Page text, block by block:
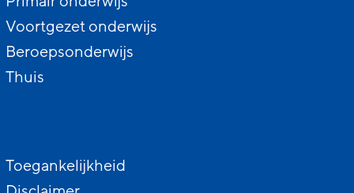
Voortgezet onderwijs
Beroepsonderwijs
Thuis
Toegankelijkheid